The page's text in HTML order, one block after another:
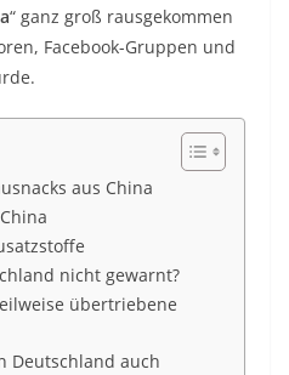
“ ganz groß rausgekommen
Facebook-Gruppen und
aus China
nicht gewarnt?
übertriebene
Deutschland auch